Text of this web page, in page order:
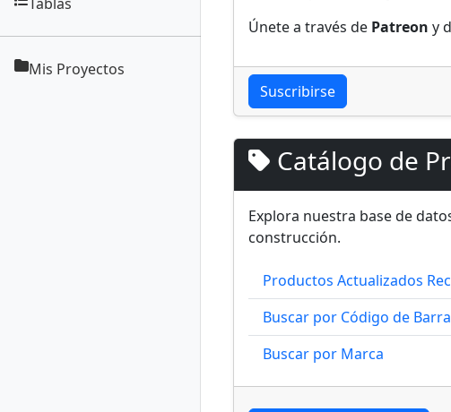
Mis Proyectos
Únete a través de Patreon y
Suscribirse
Catálogo de
Explora nuestra base de
construcción.
Productos Actualizados
Buscar por Código de
Buscar por Marca